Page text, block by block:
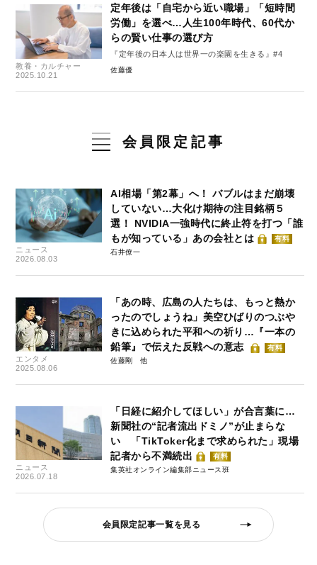
教養・カルチャー
2025.10.21
定年後は「自宅から近い職場」「短時間
労働」を選べ…人生100年時代、60代か
らの賢い仕事の選び方
『定年後の日本人は世界一の楽園を生きる』#4
佐藤優
会員限定記事
ニュース
2026.08.03
AI相場「第2幕」へ！ バブルはまだ崩壊
していない…大化け期待の注目銘柄５
選！ NVIDIA一強時代に終止符を打つ「誰
もが知っている」あの会社とは
有料
石井僚一
エンタメ
2025.08.06
「あの時、広島の人たちは、もっと熱か
ったのでしょうね」美空ひばりのつぶや
きに込められた平和への祈り…『一本の
鉛筆』で伝えた反戦への意志
有料
佐藤剛
ニュース
2026.07.18
「日経に紹介してほしい」が合言葉に…
新聞社の“記者流出ドミノ”が止まらな
い 「TikToker化まで求められた」現場
記者から不満続出
有料
集英社オンライン編集部ニュース班
会員限定記事一覧を見る